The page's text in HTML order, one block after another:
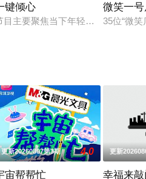
温暖图鉴!
键倾心
目主要聚焦当下年轻人的生活观与
微笑一
35位“微
更新20260807第3期 4.0
宙帮帮忙
更新
幸福来